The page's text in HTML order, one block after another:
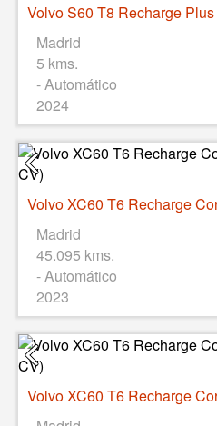
Madrid
5 kms.
- Automático
2024
Madrid
45.095 kms.
- Automático
2023